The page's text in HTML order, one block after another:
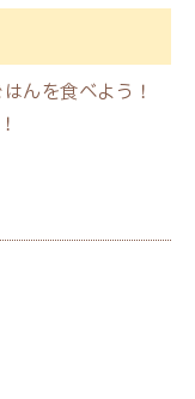
んを食べよう！